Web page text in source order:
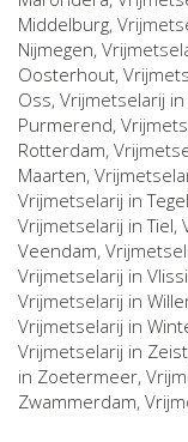
Middelburg,
Nijmegen,
Oosterhout,
Oss, Vrijmetselarij in
Purmerend,
Rotterdam,
Maarten,
Vrijmetselarij in
Vrijmetselarij inTiel,
Veendam,
Vrijmetselarij in
Vrijmetselarij in
Vrijmetselarij in
Vrijmetselarij in Zeist
in Zoetermeer,
Zwammerdam,